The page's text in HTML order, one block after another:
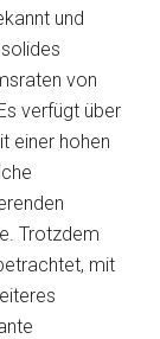
und
von
verfügt über
einer hohen
Trotzdem
mit